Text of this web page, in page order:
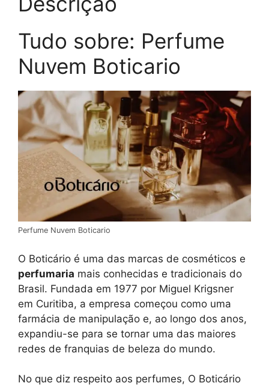
Tudo sobre: Perfume
Nuvem Boticario
Perfume Nuvem Boticario
O Boticário é uma das marcas de cosméticos e
perfumaria mais conhecidas e tradicionais do
Brasil. Fundada em 1977 por Miguel Krigsner
em Curitiba, a empresa começou como uma
farmácia de manipulação e, ao longo dos anos,
expandiu-se para se tornar uma das maiores
redes de franquias de beleza do mundo.
No que diz respeito aos perfumes, O Boticário